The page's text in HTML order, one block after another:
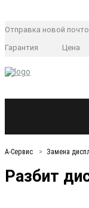
Отправка новой
Гарантия
Цена
А-Сервис Замена
Разбит